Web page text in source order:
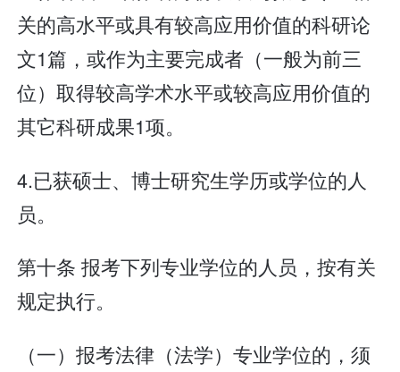
关的高水平或具有较高应用价值的科研论
文1篇，或作为主要完成者（一般为前三
位）取得较高学术水平或较高应用价值的
其它科研成果1项。
4.已获硕士、博士研究生学历或学位的人
员。
第十条 报考下列专业学位的人员，按有关
规定执行。
（一）报考法律（法学）专业学位的，须